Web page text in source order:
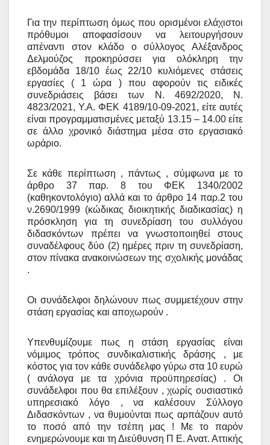
Για την περίπτωση όμως που ορισμένοι ελάχιστοι
πρόθυμοι αποφασίσουν να λειτουργήσουν
απέναντι στον κλάδο ο σύλλογος Αλέξανδρος
Δελμούζος προκηρύσσει για ολόκληρη την
εβδομάδα 18/10 έως 22/10 κυλιόμενες στάσεις
εργασίες ( 1 ώρα ) που αφορούν τις ειδικές
συνεδριάσεις βάσει των Ν. 4692/2020, Ν.
4823/2021, Υ.Α. ΦΕΚ 4189/10-09-2021, είτε αυτές
είναι προγραμματισμένες μεταξύ 13.15 – 14.00 είτε
σε άλλο χρονικό διάστημα μέσα στο εργασιακό
ωράριο.
Σε κάθε περίπτωση , πάντως , σύμφωνα με το
άρθρο 37 παρ. 8 του ΦΕΚ 1340/2002
(καθηκοντολόγιο) αλλά και το άρθρο 14 παρ.2 του
ν.2690/1999 (κώδικας διοικητικής διαδικασίας) η
πρόσκληση για τη συνεδρίαση του συλλόγου
διδασκόντων πρέπει να γνωστοποιηθεί στους
συναδέλφους δύο (2) ημέρες πριν τη συνεδρίαση,
στον πίνακα ανακοινώσεων της σχολικής μονάδας
.
Οι συνάδελφοι δηλώνουν πως συμμετέχουν στην
στάση εργασίας και αποχωρούν .
Υπενθυμίζουμε πως η στάση εργασίας είναι
νόμιμος τρόπος συνδικαλιστικής δράσης , με
κόστος για τον κάθε συνάδελφο γύρω στα 10 ευρώ
( ανάλογα με τα χρόνια προϋπηρεσίας) . Οι
συνάδελφοι που θα επιλέξουν , χωρίς ουσιαστικό
υπηρεσιακό λόγο , να καλέσουν Σύλλογο
Διδασκόντων , να θυμούνται πως αρπάζουν αυτό
το ποσό από την τσέπη μας !
Με το παρόν
ενημερώνουμε και τη Διεύθυνση Π Ε. Ανατ. Αττικής